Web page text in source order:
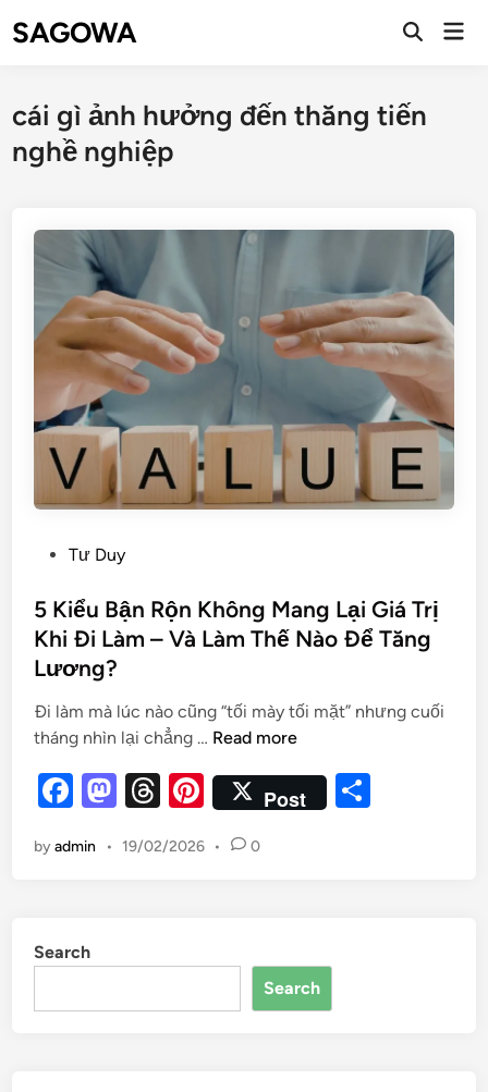
SAGOWA
cái gì ảnh hưởng đến thăng tiến
nghề nghiệp
Tư Duy
5 Kiểu Bận Rộn Không Mang Lại Giá Trị
Khi Đi Làm – Và Làm Thế Nào Để Tăng
Lương?
Đi làm mà lúc nào cũng “tối mày tối mặt” nhưng cuối
tháng nhìn lại chẳng … Read more
F
c
o
o
M
to
n
T
e
s
Pi
er
Post
byadmin • 19/02/2026 • 0
Search
Search